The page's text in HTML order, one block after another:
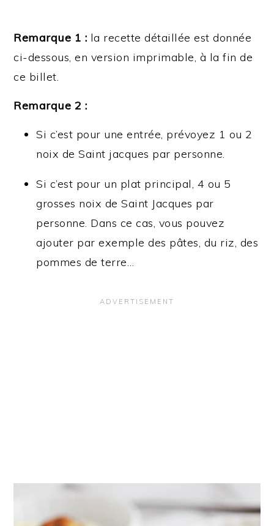
Remarque 1 : la recette détaillée est donnée
ci-dessous, en version imprimable, à la fin de
ce billet.
Remarque 2 :
Si c’est pour une entrée, prévoyez 1 ou 2
noix de Saint jacques par personne.
Si c’est pour un plat principal, 4 ou 5
grosses noix de Saint Jacques par
personne. Dans ce cas, vous pouvez
ajouter par exemple des pâtes, du riz, des
pommes de terre…